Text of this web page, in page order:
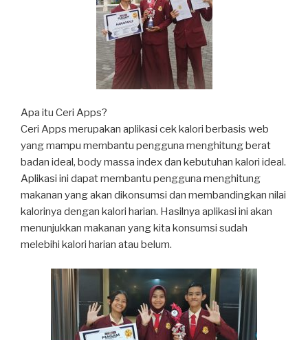
Apa itu Ceri Apps?
Ceri Apps merupakan aplikasi cek kalori berbasis web
yang mampu membantu pengguna menghitung berat
badan ideal, body massa index dan kebutuhan kalori ideal.
Aplikasi ini dapat membantu pengguna menghitung
makanan yang akan dikonsumsi dan membandingkan nilai
kalorinya dengan kalori harian. Hasilnya aplikasi ini akan
menunjukkan makanan yang kita konsumsi sudah
melebihi kalori harian atau belum.